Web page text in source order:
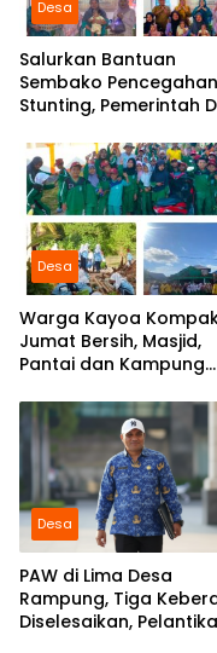
Desa
Salurkan Bantuan
Sembako Pencegahan
Stunting, Pemerintah
Komitmen Tingkatkan
Anak
Desa
Warga Kayoa
Jumat Bersih, Masjid,
Pantai dan Kampung
Desa
PAW di Lima Desa
Rampung, Tiga
Diselesaikan,